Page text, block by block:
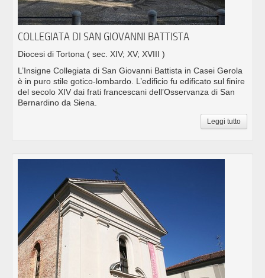
COLLEGIATA DI SAN GIOVANNI BATTISTA
Diocesi di Tortona ( sec. XIV; XV; XVIII )
L’Insigne Collegiata di San Giovanni Battista in Casei Gerola
è in puro stile gotico-lombardo. L’edificio fu edificato sul finire
del secolo XIV dai frati francescani dell’Osservanza di San
Bernardino da Siena.
Leggi tutto